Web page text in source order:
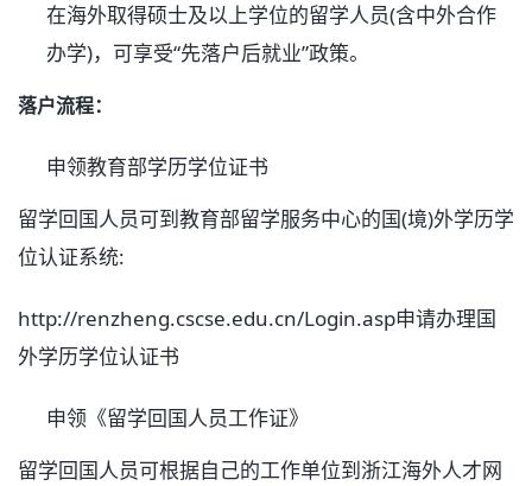
在海外取得硕士及以上学位的留学人员(含中外合作
办学)，可享受“先落户后就业”政策。
落户流程：
申领教育部学历学位证书
留学回国人员可到教育部留学服务中心的国(境)外学历学
位认证系统:
http://renzheng.cscse.edu.cn/Login.asp申请办理国
外学历学位认证书
申领《留学回国人员工作证》
留学回国人员可根据自己的工作单位到浙江海外人才网